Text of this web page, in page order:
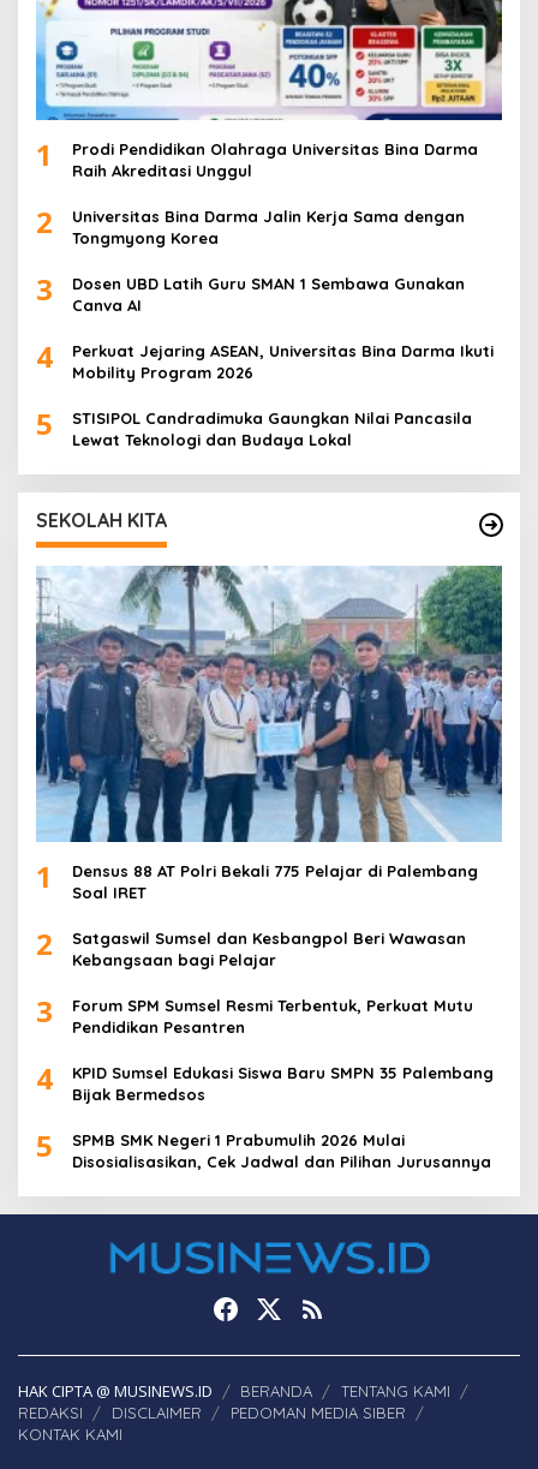
1
Prodi Pendidikan Olahraga Universitas Bina Darma
Raih Akreditasi Unggul
2
Universitas Bina Darma Jalin Kerja Sama dengan
Tongmyong Korea
3
Dosen UBD Latih Guru SMAN 1 Sembawa Gunakan
Canva AI
4
Perkuat Jejaring ASEAN, Universitas Bina Darma Ikuti
Mobility Program 2026
5
STISIPOL Candradimuka Gaungkan Nilai Pancasila
Lewat Teknologi dan Budaya Lokal
SEKOLAH KITA
1
Densus 88 AT Polri Bekali 775 Pelajar di Palembang
Soal IRET
2
Satgaswil Sumsel dan Kesbangpol Beri Wawasan
Kebangsaan bagi Pelajar
3
Forum SPM Sumsel Resmi Terbentuk, Perkuat Mutu
Pendidikan Pesantren
4
KPID Sumsel Edukasi Siswa Baru SMPN 35 Palembang
Bijak Bermedsos
5
SPMB SMK Negeri 1 Prabumulih 2026 Mulai
Disosialisasikan, Cek Jadwal dan Pilihan Jurusannya
HAK CIPTA @ MUSINEWS.ID BERANDA
TENTANG KAMI
REDAKSI
DISCLAIMER
PEDOMAN MEDIA SIBER
KONTAK KAMI